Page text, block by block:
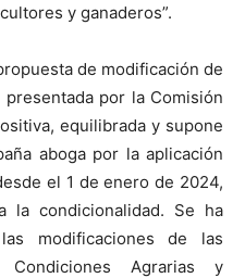
y ganaderos”.
de modificación de
por la Comisión
equilibrada y supone
aboga por la aplicación
el 1 de enero de 2024,
condicionalidad. Se ha
modificaciones de las
Agrarias y